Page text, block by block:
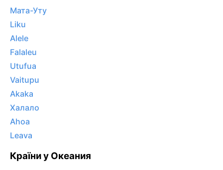
Мата-Уту
Liku
Alele
Falaleu
Utufua
Vaitupu
Akaka
Халало
Ahoa
Leava
Країни у Океания